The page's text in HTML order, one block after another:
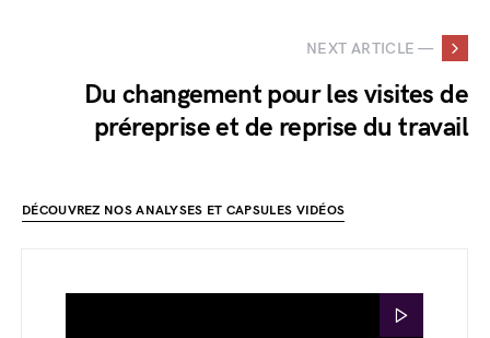
NEXT ARTICLE —
Du changement pour les visites de
préreprise et de reprise du travail
DÉCOUVREZ NOS ANALYSES ET CAPSULES VIDÉOS